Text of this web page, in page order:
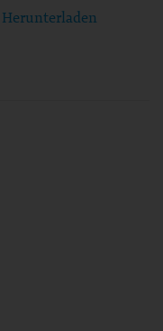
Herunterladen